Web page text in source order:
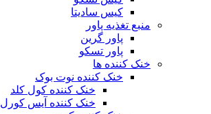
کیس سادیتا
منبع تغذیه‌ پاور
پاور گرین
پاور تسکو
خنک کننده ها
خنک کننده نوت بوک
خنک کننده کول کلد
خنک کننده آیس کورل